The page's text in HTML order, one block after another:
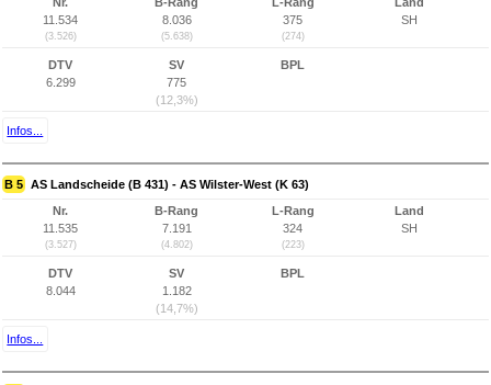
11.534
(3.526)
8.036
(5.638)
375
(274)
SH
DTV
6.299
SV
775
(12,3%)
BPL
Infos...
B 5 AS Landscheide (B 431) - AS Wilster-West (K 63)
Nr.
11.535
(3.527)
B-Rang
7.191
(4.802)
L-Rang
324
(223)
Land
SH
DTV
8.044
SV
1.182
(14,7%)
BPL
Infos...